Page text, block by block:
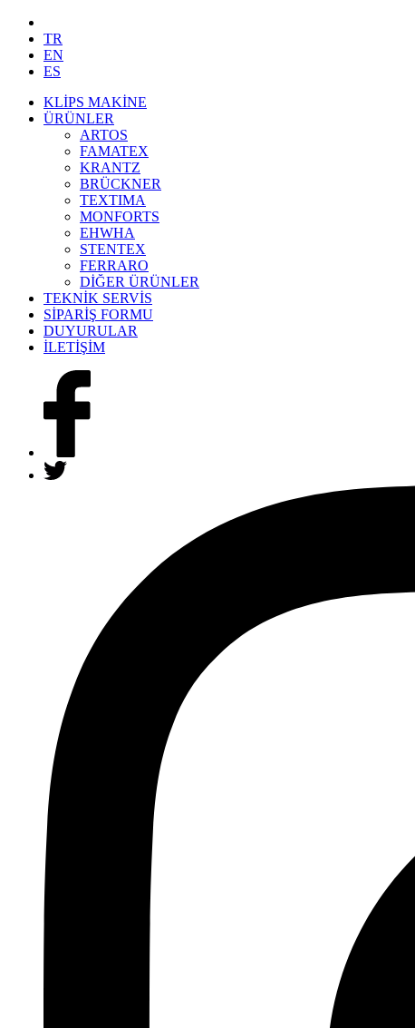
TR
EN
ES
KLİPS MAKİNE
ÜRÜNLER
ARTOS
FAMATEX
KRANTZ
BRÜCKNER
TEXTIMA
MONFORTS
EHWHA
STENTEX
FERRARO
DİĞER ÜRÜNLER
TEKNİK SERVİS
SİPARİŞ FORMU
DUYURULAR
İLETİŞİM